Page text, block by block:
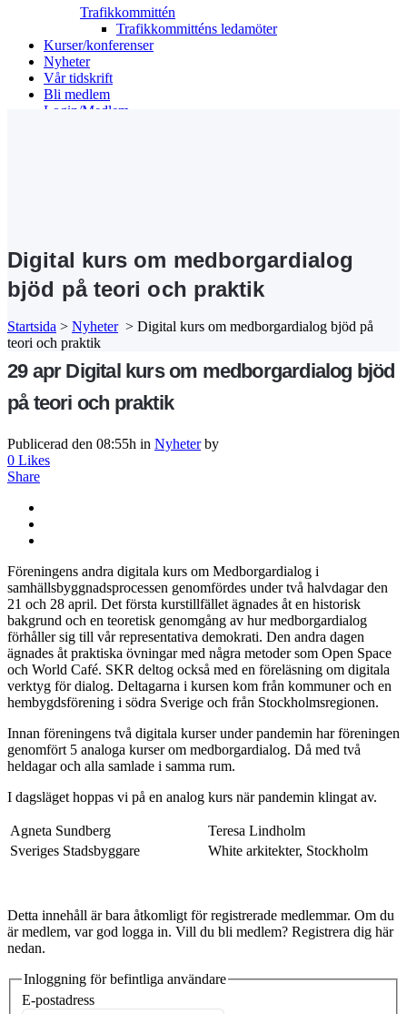
Trafikkommittén
Trafikkommitténs ledamöter
Kurser/konferenser
Nyheter
Vår tidskrift
Bli medlem
Login/Medlem
Digital kurs om medborgardialog
bjöd på teori och praktik
Startsida > Nyheter > Digital kurs om medborgardialog bjöd på
teori och praktik
29 aprDigital kurs om medborgardialog bjöd
på teori och praktik
Publicerad den 08:55h in Nyheter by
0 Likes
Share
Föreningens andra digitala kurs om Medborgardialog i
samhällsbyggnadsprocessen genomfördes under två halvdagar den
21 och 28 april. Det första kurstillfället ägnades åt en historisk
bakgrund och en teoretisk genomgång av hur medborgardialog
förhåller sig till vår representativa demokrati. Den andra dagen
ägnades åt praktiska övningar med några metoder som Open Space
och World Café. SKR deltog också med en föreläsning om digitala
verktyg för dialog. Deltagarna i kursen kom från kommuner och en
hembygdsförening i södra Sverige och från Stockholmsregionen.
Innan föreningens två digitala kurser under pandemin har föreningen
genomfört 5 analoga kurser om medborgardialog. Då med två
heldagar och alla samlade i samma rum.
I dagsläget hoppas vi på en analog kurs när pandemin klingat av.
Agneta Sundberg
Teresa Lindholm
Sveriges Stadsbyggare
White arkitekter, Stockholm
Detta innehåll är bara åtkomligt för registrerade medlemmar. Om du
är medlem, var god logga in. Vill du bli medlem? Registrera dig här
nedan.
Inloggning för befintliga användare
E-postadress